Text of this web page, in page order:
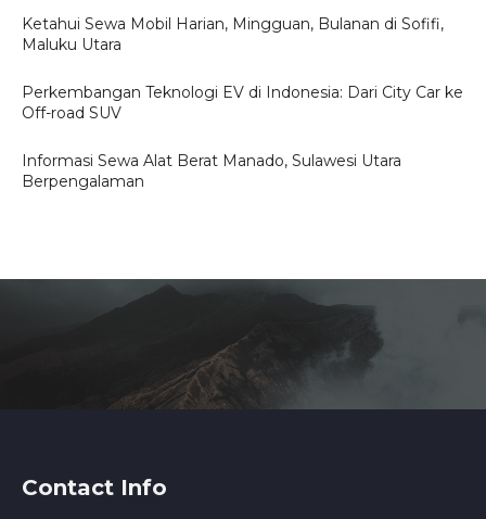
Ketahui Sewa Mobil Harian, Mingguan, Bulanan di Sofifi,
Maluku Utara
Perkembangan Teknologi EV di Indonesia: Dari City Car ke
Off-road SUV
Informasi Sewa Alat Berat Manado, Sulawesi Utara
Berpengalaman
Contact Info